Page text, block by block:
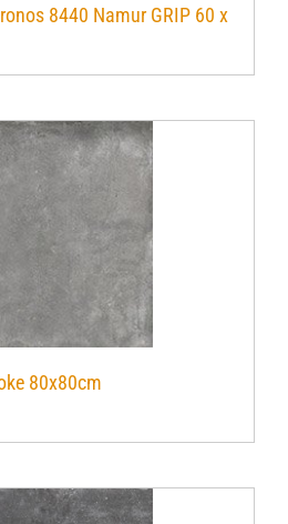
8440 Namur GRIP 60 x
80x80cm